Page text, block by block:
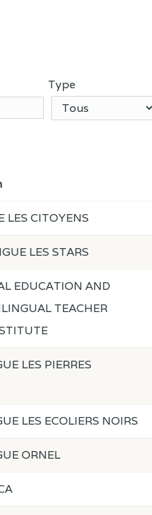
Type
LES CITOYENS
LES STARS
EDUCATION AND
TEACHER
LES PIERRES
LES ECOLIERS NOIRS
ORNEL